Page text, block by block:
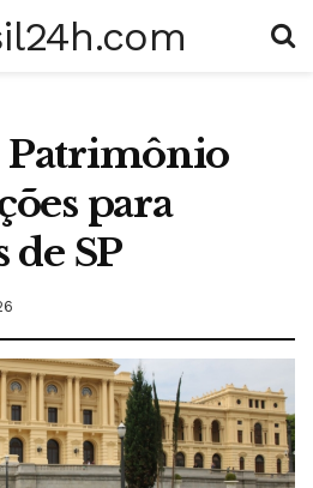
Patrimônio
para
SP